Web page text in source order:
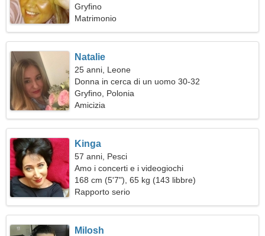
Gryfino
Matrimonio
Natalie
25 anni, Leone
Donna in cerca di un uomo 30-32
Gryfino, Polonia
Amicizia
Kinga
57 anni, Pesci
Amo i concerti e i videogiochi
168 cm (5'7"), 65 kg (143 libbre)
Rapporto serio
Milosh